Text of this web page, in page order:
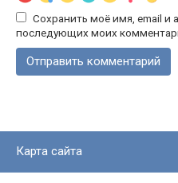
Сохранить моё имя, email и
последующих моих
Карта сайта